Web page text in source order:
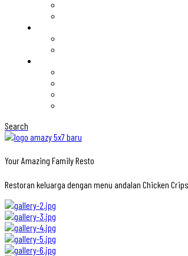
Search
Your Amazing Family Resto
Restoran keluarga dengan menu andalan Chicken